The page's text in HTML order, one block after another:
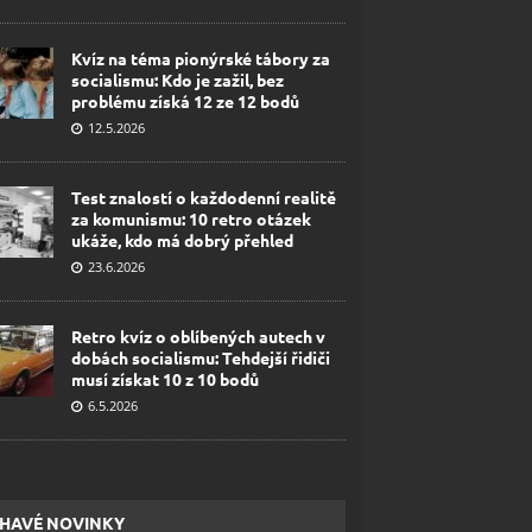
Kvíz na téma pionýrské tábory za
socialismu: Kdo je zažil, bez
problému získá 12 ze 12 bodů
12.5.2026
Test znalostí o každodenní realitě
za komunismu: 10 retro otázek
ukáže, kdo má dobrý přehled
23.6.2026
Retro kvíz o oblíbených autech v
dobách socialismu: Tehdejší řidiči
musí získat 10 z 10 bodů
6.5.2026
NOVINKY